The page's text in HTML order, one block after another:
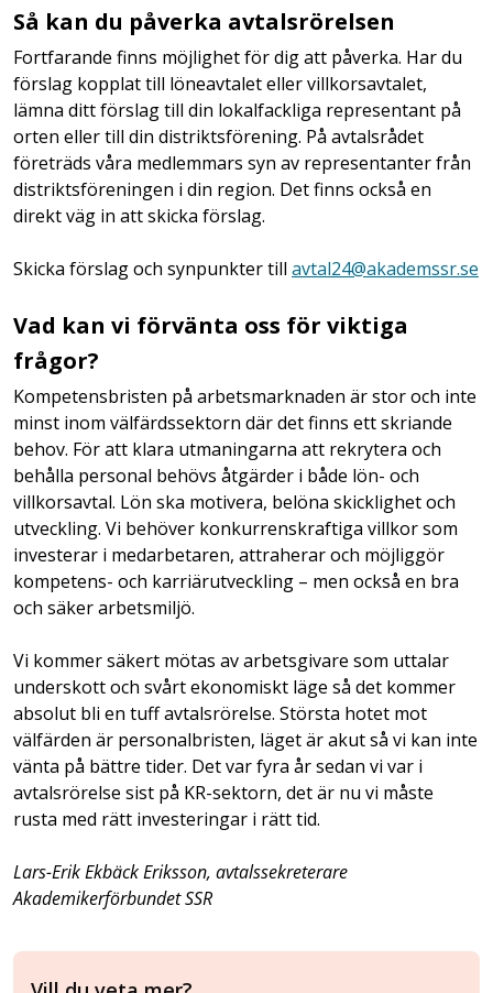
Så kan du påverka avtalsrörelsen
Fortfarande finns möjlighet för dig att påverka. Har du
förslag kopplat till löneavtalet eller villkorsavtalet,
lämna ditt förslag till din lokalfackliga representant på
orten eller till din distriktsförening. På avtalsrådet
företräds våra medlemmars syn av representanter från
distriktsföreningen i din region. Det finns också en
direkt väg in att skicka förslag.
Skicka förslag och synpunkter till avtal24@akademssr.se
Vad kan vi förvänta oss för viktiga
frågor?
Kompetensbristen på arbetsmarknaden är stor och inte
minst inom välfärdssektorn där det finns ett skriande
behov. För att klara utmaningarna att rekrytera och
behålla personal behövs åtgärder i både lön- och
villkorsavtal. Lön ska motivera, belöna skicklighet och
utveckling. Vi behöver konkurrenskraftiga villkor som
investerar i medarbetaren, attraherar och möjliggör
kompetens- och karriärutveckling – men också en bra
och säker arbetsmiljö.
Vi kommer säkert mötas av arbetsgivare som uttalar
underskott och svårt ekonomiskt läge så det kommer
absolut bli en tuff avtalsrörelse. Största hotet mot
välfärden är personalbristen, läget är akut så vi kan inte
vänta på bättre tider. Det var fyra år sedan vi var i
avtalsrörelse sist på KR-sektorn, det är nu vi måste
rusta med rätt investeringar i rätt tid.
Lars-Erik Ekbäck Eriksson, avtalssekreterare
Akademikerförbundet SSR